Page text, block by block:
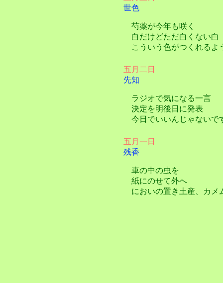
世色
芍薬が今年も咲く
白だけどただ白くない白
こういう色がつくれるよ
五月二日
先知
ラジオで気になる一言
決定を明後日に発表
今日でいいんじゃないで
五月一日
残香
車の中の虫を
紙にのせて外へ
においの置き土産、カメ